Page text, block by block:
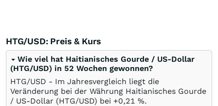
HTG/USD: Preis & Kurs
Wie viel hat Haitianisches Gourde / US-Dollar
(HTG/USD) in 52 Wochen gewonnen?
HTG/USD - Im Jahresvergleich liegt die
Veränderung bei der Währung Haitianisches Gourde
/ US-Dollar (HTG/USD) bei +0,21 %.